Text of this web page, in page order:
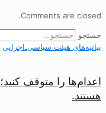
Comments are closed.
جستجو
بیانیه‌های هیئت‌ سیاسی‌ـ‌اجرایی
اعدام‌ها را متوقف
هستند.